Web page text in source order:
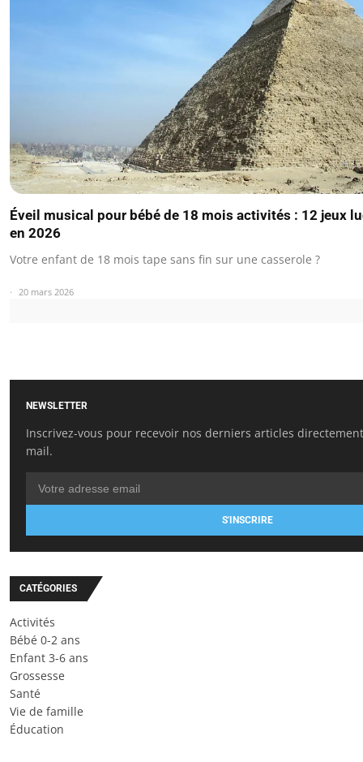
Éveil musical pour bébé de 18 mois activités : 12 jeux
en 2026
Votre enfant de 18 mois tape sans fin sur une casserole ?
20 mars 2026
NEWSLETTER
Inscrivez-vous pour recevoir nos derniers articles
mail.
S'INSCRIRE
CATÉGORIES
Activités
Bébé 0-2 ans
Enfant 3-6 ans
Grossesse
Santé
Vie de famille
Éducation